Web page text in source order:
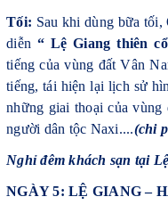
Tối: Sau khi dùng bữa tối,
diễn “ Lệ Giang thiên
tiếng của vùng đất Vân
tiếng, tái hiện lại lịch sử
những giai thoại của vùng
người dân tộc Naxi....(chi
Nghỉ đêm khách sạn tại
NGÀY 5: LỆ GIANG –